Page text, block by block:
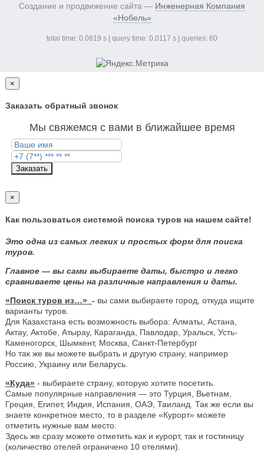
Создание и продвижение сайта — Инженерная Компания
«Нобель»
total time: 0.0819 s | query time: 0.0117 s | queries: 60
×
Заказать обратный звонок
Мы свяжемся с вами в ближайшее время
Заказать
×
Как пользоваться системой поиска туров на нашем сайте!
Это одна из самых легких и простых форм для поиска
туров.
Главное — вы сами выбираете даты, быстро и легко
сравниваете цены на различные направления и даты.
«Поиск туров из…» - вы сами выбираете город, откуда ищите
варианты туров.
Для Казахстана есть возможность выбора: Алматы, Астана,
Актау, Актобе, Атырау, Караганда, Павлодар, Уральск, Усть-
Каменогорск, Шымкент, Москва, Санкт-Петербург
Но так же вы можете выбрать и другую страну, например
Россию, Украину или Беларусь.
«Куда» - выбираете страну, которую хотите посетить.
Самые популярные направления — это Турция, Вьетнам,
Греция, Египет, Индия, Испания, ОАЭ, Таиланд. Так же если вы
знаете конкретное место, то в разделе «Курорт» можете
отметить нужные вам место.
Здесь же сразу можете отметить как и курорт, так и гостиницу
(количество отелей ограничено 10 отелями).